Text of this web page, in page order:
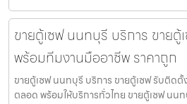
ขายตู้เซฟ นนทบุรี บริการ ขาย
พร้อมทีมงานมืออาชีพ ราคาถูก
ขายตู้เซฟ นนทบุรี บริการ ขายตู้เซฟ รับติด
ตลอด พร้อมให้บริการทั่วไทย ขายตู้เซฟ นนท